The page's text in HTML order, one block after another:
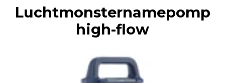
Luchtmonsternamepomp
high-flow